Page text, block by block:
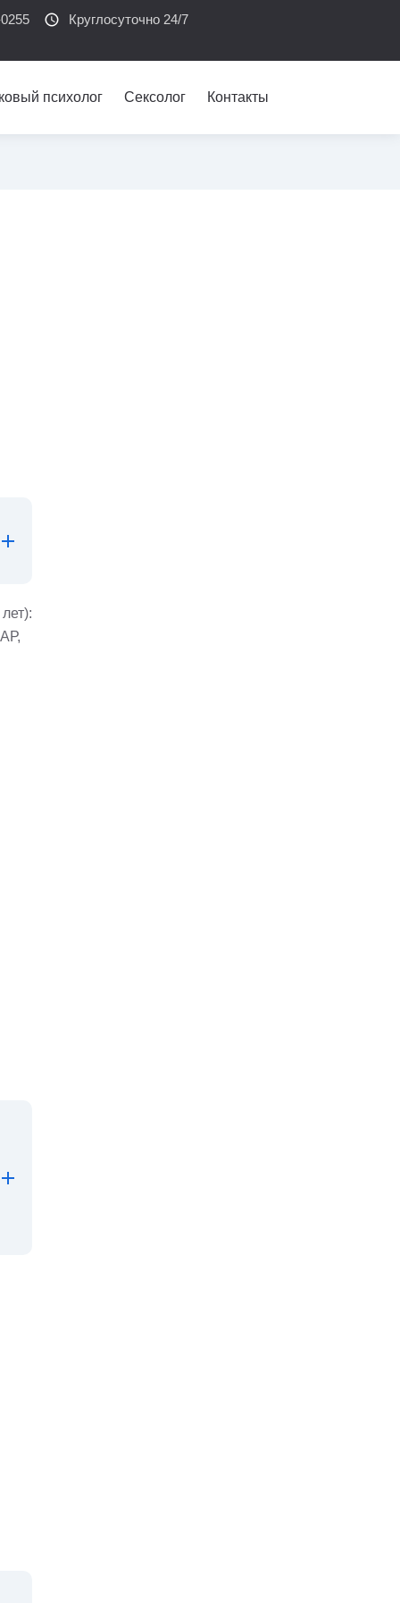
schedule Круглосуточно 24/7
психолог Сексолог Контакты